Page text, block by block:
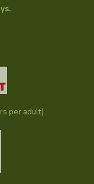
per adult)